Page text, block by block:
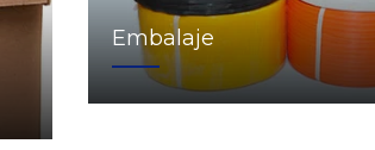
Embalaje